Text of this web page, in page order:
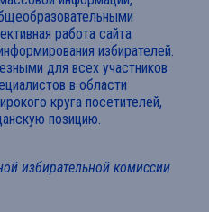
работа сайта
избирателей.
для всех участников
в области
круга посетителей,
позицию.
избирательной комиссии